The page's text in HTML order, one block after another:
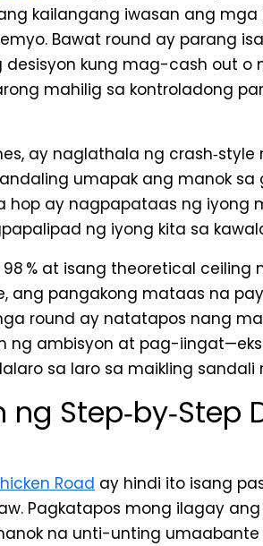
kailangang iwasan ang
Bawat round ay parang
desisyon kung mag-cash out
mahilig sa kontroladong
ay naglathala ng
umapak ang manok
hop ay nagpapataas ng iyong
ng iyong kita sa
% at isang theoretical ceiling
ang pangakong mataas na
round ay natatapos nang
ng ambisyon at pag-
sa laro sa maikling sandali
Step‑by‑Step
Road ay hindi ito isang
Pagkatapos mong ilagay
na unti-unting umaabante